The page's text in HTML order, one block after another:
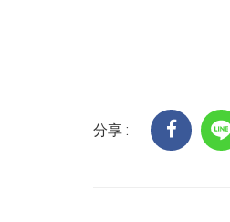
分享 :